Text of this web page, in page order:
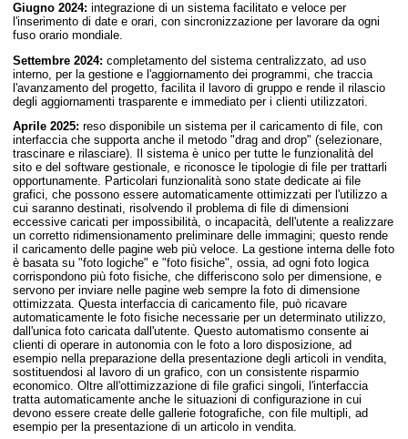
Giugno 2024: integrazione di un sistema facilitato e veloce per
l'inserimento di date e orari, con sincronizzazione per lavorare da ogni
fuso orario mondiale.
Settembre 2024: completamento del sistema centralizzato, ad uso
interno, per la gestione e l'aggiornamento dei programmi, che traccia
l'avanzamento del progetto, facilita il lavoro di gruppo e rende il rilascio
degli aggiornamenti trasparente e immediato per i clienti utilizzatori.
Aprile 2025: reso disponibile un sistema per il caricamento di file, con
interfaccia che supporta anche il metodo "drag and drop" (selezionare,
trascinare e rilasciare). Il sistema è unico per tutte le funzionalità del
sito e del software gestionale, e riconosce le tipologie di file per trattarli
opportunamente. Particolari funzionalità sono state dedicate ai file
grafici, che possono essere automaticamente ottimizzati per l'utilizzo a
cui saranno destinati, risolvendo il problema di file di dimensioni
eccessive caricati per impossibilità, o incapacità, dell'utente a realizzare
un corretto ridimensionamento preliminare delle immagini; questo rende
il caricamento delle pagine web più veloce. La gestione interna delle foto
è basata su "foto logiche" e "foto fisiche", ossia, ad ogni foto logica
corrispondono più foto fisiche, che differiscono solo per dimensione, e
servono per inviare nelle pagine web sempre la foto di dimensione
ottimizzata. Questa interfaccia di caricamento file, può ricavare
automaticamente le foto fisiche necessarie per un determinato utilizzo,
dall'unica foto caricata dall'utente. Questo automatismo consente ai
clienti di operare in autonomia con le foto a loro disposizione, ad
esempio nella preparazione della presentazione degli articoli in vendita,
sostituendosi al lavoro di un grafico, con un consistente risparmio
economico. Oltre all'ottimizzazione di file grafici singoli, l'interfaccia
tratta automaticamente anche le situazioni di configurazione in cui
devono essere create delle gallerie fotografiche, con file multipli, ad
esempio per la presentazione di un articolo in vendita.